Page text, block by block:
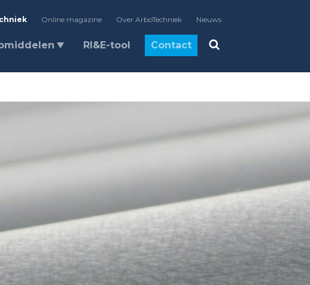
Online magazine Over ArboTechniek Nieuws
RI&E-tool Contact